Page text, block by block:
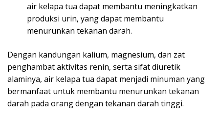
air kelapa tua dapat membantu meningkatkan
produksi urin, yang dapat membantu
menurunkan tekanan darah.
Dengan kandungan kalium, magnesium, dan zat
penghambat aktivitas renin, serta sifat diuretik
alaminya, air kelapa tua dapat menjadi minuman yang
bermanfaat untuk membantu menurunkan tekanan
darah pada orang dengan tekanan darah tinggi.